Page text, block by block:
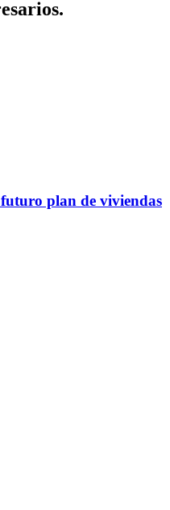
plan de viviendas